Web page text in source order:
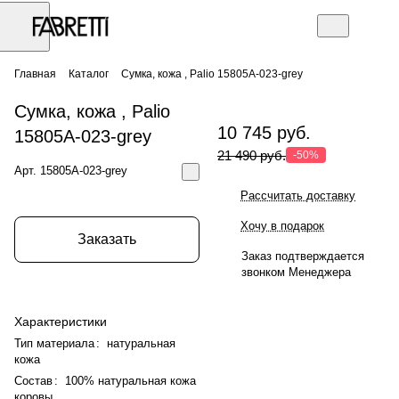
Главная Каталог Сумка, кожа , Palio 15805A-023-grey
Сумка, кожа , Palio
15805A-023-grey
Арт. 15805A-023-grey
Заказать
Характеристики
Тип материала : натуральная
кожа
Состав :
100% натуральная кожа
10 745 руб.
21 490 руб. -50%
Рассчитать доставку
Хочу в подарок
Заказ подтверждается
звонком Менеджера